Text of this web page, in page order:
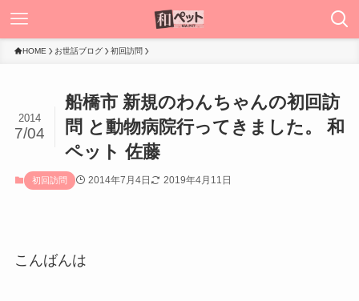
HOME お世話ブログ 初回訪問
船橋市 新規のわんちゃんの初回訪
問 と動物病院行ってきました。 和
ペット 佐藤
2014
7/04
初回訪問 2014年7月4日 2019年4月11日
こんばんは